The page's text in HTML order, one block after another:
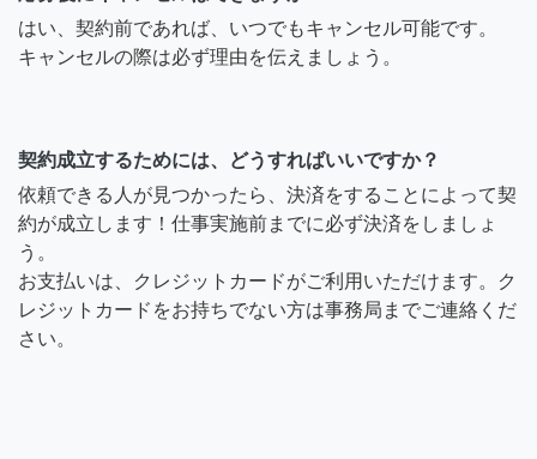
はい、契約前であれば、いつでもキャンセル可能です。
キャンセルの際は必ず理由を伝えましょう。
契約成立するためには、どうすればいいですか？
依頼できる人が見つかったら、決済をすることによって契
約が成立します！仕事実施前までに必ず決済をしましょ
う。
お支払いは、クレジットカードがご利用いただけます。ク
レジットカードをお持ちでない方は事務局までご連絡くだ
さい。